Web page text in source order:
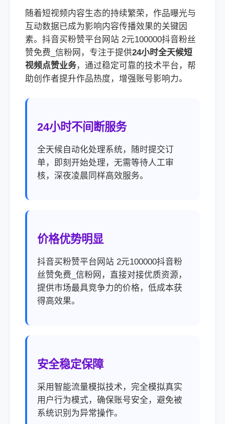
随着短视频内容生态的持续繁荣，作品曝光与
互动数据已成为影响内容传播效果的关键因
素。抖音买粉赞平台网站 2元100000抖音粉丝
赞免费_信粉网，专注于提供24小时全天候短
视频点赞业务，通过稳定可靠的技术平台，帮
助创作者提升作品热度，增强账号影响力。
24小时不间断服务
全天候自动化处理系统，随时提交订
单，即刻开始处理，无需等待人工审
核，深夜凌晨同样高效服务。
价格优势明显
抖音买粉赞平台网站 2元100000抖音粉
丝赞免费_信粉网，直接对接优质资源，
提供市场最具竞争力的价格，低成本获
得高效果。
安全稳定保障
采用智能流量模拟技术，完全模拟真实
用户行为模式，确保账号安全，避免被
系统识别为异常操作。